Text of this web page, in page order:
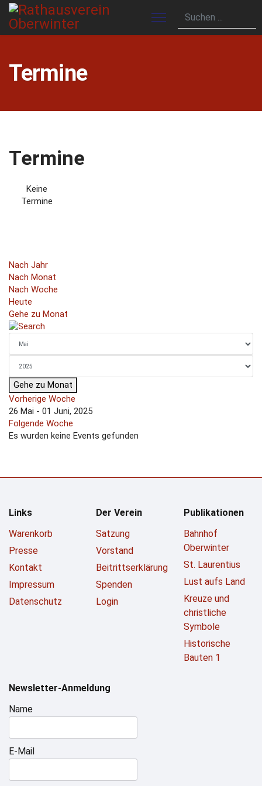
Termine
Termine
Keine
Termine
Nach Jahr
Nach Monat
Nach Woche
Heute
Gehe zu Monat
Gehe zu Monat
Vorherige Woche
26 Mai - 01 Juni, 2025
Folgende Woche
Es wurden keine Events gefunden
Links
Warenkorb
Presse
Kontakt
Impressum
Datenschutz
Der Verein
Satzung
Vorstand
Beitrittserklärung
Spenden
Login
Publikationen
Bahnhof
Oberwinter
St. Laurentius
Lust aufs Land
Kreuze und
christliche
Symbole
Historische
Bauten 1
Newsletter-Anmeldung
Name
E-Mail